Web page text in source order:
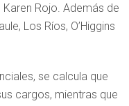
Rojo. Además de
Los Ríos, O’Higgins
se calcula que
cargos, mientras que